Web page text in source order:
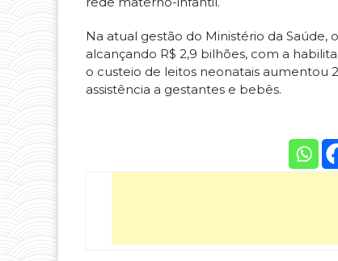
Na atual gestão do Ministério da
alcançando R$ 2,9 bilhões, com a
o custeio de leitos neonatais aumentou
assistência a gestantes e bebês.